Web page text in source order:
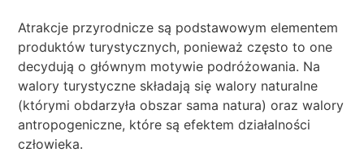
Atrakcje przyrodnicze są podstawowym elementem
produktów turystycznych, ponieważ często to one
decydują o głównym motywie podróżowania. Na
walory turystyczne składają się walory naturalne
(którymi obdarzyła obszar sama natura) oraz walory
antropogeniczne, które są efektem działalności
człowieka.